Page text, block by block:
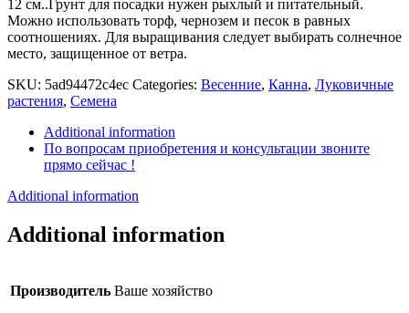
12 см..Грунт для посадки нужен рыхлый и питательный.
Можно использовать торф, чернозем и песок в равных
соотношениях. Для выращивания следует выбирать солнечное
место, защищенное от ветра.
SKU: 5ad94472c4ec Categories: Весенние, Канна, Луковичные
растения, Семена
Additional information
По вопросам приобретения и консультации звоните
прямо сейчас !
Additional information
Additional information
Производитель Ваше хозяйство